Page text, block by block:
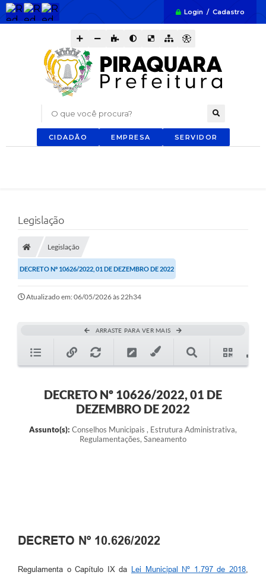
Login / Cadastro
O que você procura?
CIDADÃO EMPRESA SERVIDOR
Legislação
Legislação
DECRETO Nº 10626/2022, 01 DE DEZEMBRO DE 2022
Atualizado em: 06/05/2026 às 22h34
ARRASTE PARA VER MAIS
DECRETO Nº 10626/2022, 01 DE
DEZEMBRO DE 2022
Assunto(s): Conselhos Municipais , Estrutura Administrativa,
Regulamentações, Saneamento
DECRETO Nº 10.626/2022
Regulamenta o Capítulo IX da Lei Municipal Nº 1.797 de 2018,